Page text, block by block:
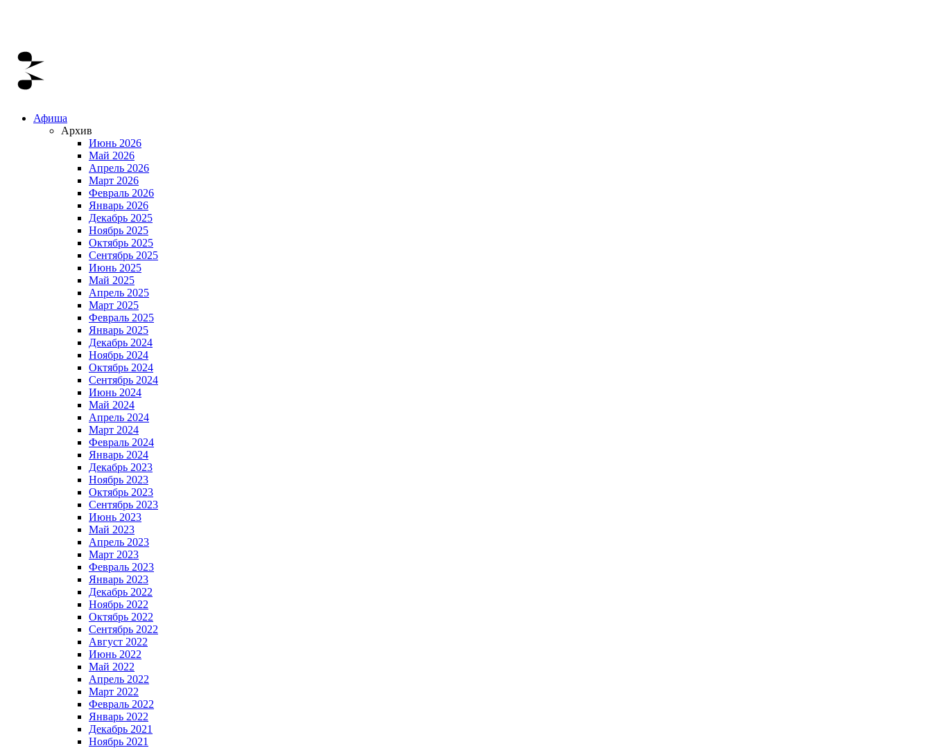
Афиша
Архив
Июнь 2026
Май 2026
Апрель 2026
Март 2026
Февраль 2026
Январь 2026
Декабрь 2025
Ноябрь 2025
Октябрь 2025
Сентябрь 2025
Июнь 2025
Май 2025
Апрель 2025
Март 2025
Февраль 2025
Январь 2025
Декабрь 2024
Ноябрь 2024
Октябрь 2024
Сентябрь 2024
Июнь 2024
Май 2024
Апрель 2024
Март 2024
Февраль 2024
Январь 2024
Декабрь 2023
Ноябрь 2023
Октябрь 2023
Сентябрь 2023
Июнь 2023
Май 2023
Апрель 2023
Март 2023
Февраль 2023
Январь 2023
Декабрь 2022
Ноябрь 2022
Октябрь 2022
Сентябрь 2022
Август 2022
Июнь 2022
Май 2022
Апрель 2022
Март 2022
Февраль 2022
Январь 2022
Декабрь 2021
Ноябрь 2021